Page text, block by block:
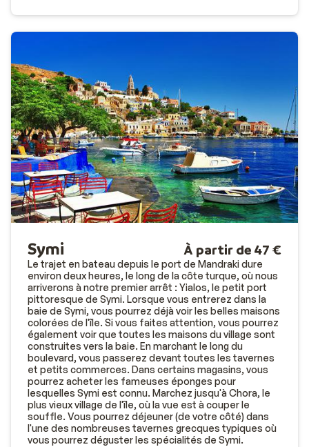
Symi À partir de 47 €
Le trajet en bateau depuis le port de Mandraki dure
environ deux heures, le long de la côte turque, où nous
arriverons à notre premier arrêt : Yialos, le petit port
pittoresque de Symi. Lorsque vous entrerez dans la
baie de Symi, vous pourrez déjà voir les belles maisons
colorées de l'île. Si vous faites attention, vous pourrez
également voir que toutes les maisons du village sont
construites vers la baie. En marchant le long du
boulevard, vous passerez devant toutes les tavernes
et petits commerces. Dans certains magasins, vous
pourrez acheter les fameuses éponges pour
lesquelles Symi est connu. Marchez jusqu'à Chora, le
plus vieux village de l'île, où la vue est à couper le
souffle. Vous pourrez déjeuner (de votre côté) dans
l'une des nombreuses tavernes grecques typiques où
vous pourrez déguster les spécialités de Symi.